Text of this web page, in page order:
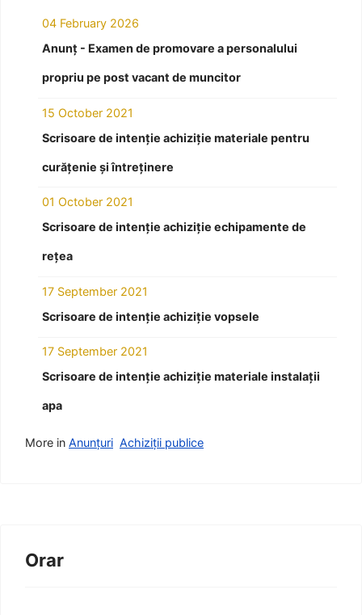
04 February 2026
Anunț - Examen de promovare a personalului
propriu pe post vacant de muncitor
15 October 2021
Scrisoare de intenție achiziție materiale pentru
curățenie și întreținere
01 October 2021
Scrisoare de intenție achiziție echipamente de
rețea
17 September 2021
Scrisoare de intenție achiziție vopsele
17 September 2021
Scrisoare de intenție achiziție materiale instalații
apa
More in Anunțuri Achiziții publice
Orar